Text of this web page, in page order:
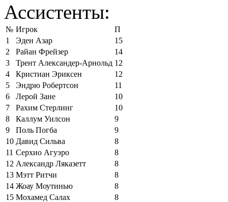
Ассистенты:
№ Игрок
П
1
Эден Азар
15
2
Райан Фрейзер
14
3
Трент Александер-Арнольд 12
4
Кристиан Эриксен
12
5
Эндрю Робертсон
11
6
Лерой Зане
10
7
Рахим Стерлинг
10
8
Каллум Уилсон
9
9
Поль Погба
9
10 Давид Сильва
8
11 Серхио Агуэро
8
12 Александр Ляказетт
8
13 Мэтт Ритчи
8
14 Жоау Моутинью
8
15 Мохамед Салах 8